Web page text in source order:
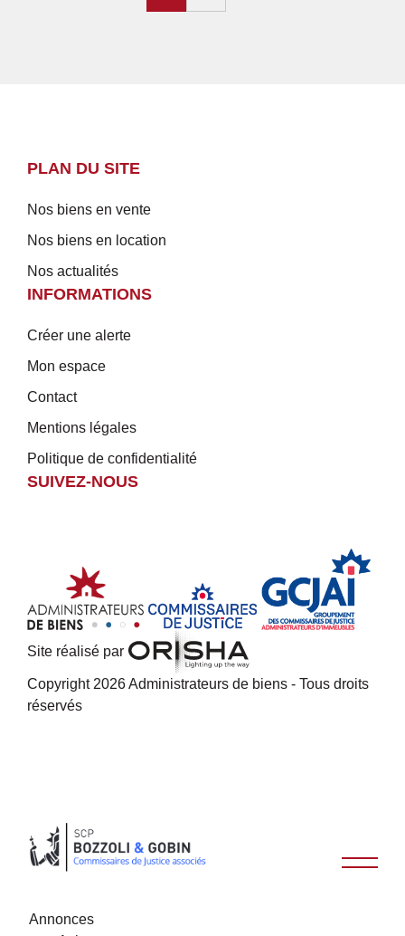
PLAN DU SITE
Nos biens en vente
Nos biens en location
Nos actualités
INFORMATIONS
Créer une alerte
Mon espace
Contact
Mentions légales
Politique de confidentialité
SUIVEZ-NOUS
Site réalisé par
Copyright 2026 Administrateurs de biens - Tous droits
réservés
Annonces